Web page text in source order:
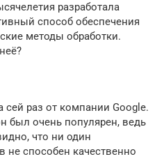
разработала
способ обеспечения
методы обработки.
сей раз от компании Google.
был очень популярен, ведь
что ни один
не способен качественно